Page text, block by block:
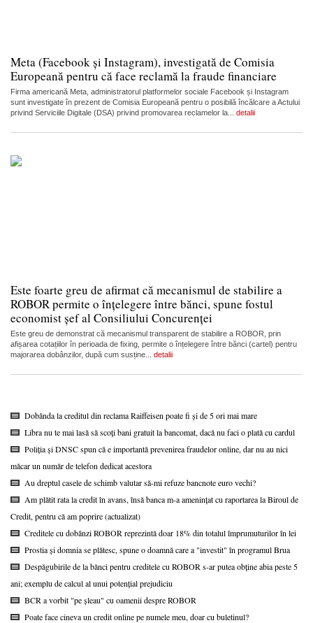
Meta (Facebook și Instagram), investigată de Comisia
Europeană pentru că face reclamă la fraude financiare
Firma americană Meta, administratorul platformelor sociale Facebook și Instagram
sunt investigate în prezent de Comisia Europeană pentru o posibilă încălcare a Actului
privind Serviciile Digitale (DSA) privind promovarea reclamelor la... detalii
Este foarte greu de afirmat că mecanismul de stabilire a
ROBOR permite o înțelegere între bănci, spune fostul
economist șef al Consiliului Concurenței
Este greu de demonstrat că mecanismul transparent de stabilire a ROBOR, prin
afișarea cotațiilor în perioada de fixing, permite o înțelegere între bănci (cartel) pentru
majorarea dobânzilor, după cum susține... detalii
Dobânda la creditul din reclama Raiffeisen poate fi și de 5 ori mai mare
Libra nu te mai lasă să scoți bani gratuit la bancomat, dacă nu faci o plată cu cardul
Poliția și DNSC spun că e importantă prevenirea fraudelor online, dar nu au nici
măcar un număr de telefon dedicat acestora
Au dreptul casele de schimb valutar să-mi refuze bancnote euro vechi?
Am plătit rata la credit în avans, însă banca m-a amenințat cu raportarea la Biroul de
Credit, pentru că am poprire (actualizat)
Creditele cu dobânzi ROBOR reprezintă doar 18% din totalul împrumuturilor în lei
Prostia și domnia se plătesc, spune o doamnă care a "investit" în programul Brua
Despăgubirile de la bănci pentru creditele cu ROBOR s-ar putea obține abia peste 5
ani; exemplu de calcul al unui potențial prejudiciu
BCR a vorbit "pe șleau" cu oamenii despre ROBOR
Poate face cineva un credit online pe numele meu, doar cu buletinul?